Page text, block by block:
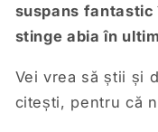
suspans
stinge abia în
Vei vrea să știi și
citești, pentru că